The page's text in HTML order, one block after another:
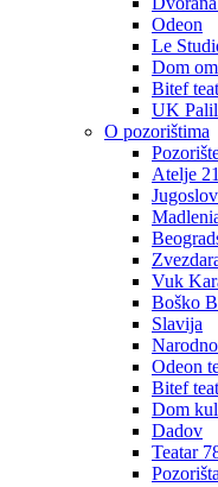
Odeon
Le
Dom
Bitef
UK
O pozorištima
Atelje
Vuk
Boško
Slavija
Odeon
Bitef
Dom
Dadov
Teatar